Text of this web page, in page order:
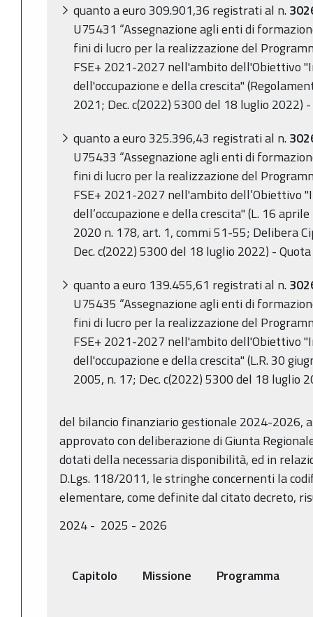
quanto a euro 309.901,36 registrati al n.
U75431 “Assegnazione agli enti di
fini di lucro per la realizzazione del
FSE+ 2021-2027 nell'ambito dell'Obiettivo
dell'occupazione e della crescita"
2021; Dec. c(2022) 5300 del 18 luglio 2022) -
quanto a euro 325.396,43 registrati al n.
U75433 “Assegnazione agli enti di
fini di lucro per la realizzazione del
FSE+ 2021-2027 nell'ambito dell’Obiettivo
dell’occupazione e della crescita" (L. 16
2020 n. 178, art. 1, commi 51-55; Delibera
Dec. c(2022) 5300 del 18 luglio 2022) -
quanto a euro 139.455,61 registrati al n.
U75435 “Assegnazione agli enti di
fini di lucro per la realizzazione del
FSE+ 2021-2027 nell'ambito dell'Obiettivo
dell'occupazione e della crescita" (L.R. 30
2005, n. 17; Dec. c(2022) 5300 del 18 luglio
del bilancio finanziario gestionale 2024-2026,
approvato con deliberazione di Giunta
dotati della necessaria disponibilità, ed in
D.Lgs. 118/2011, le stringhe concernenti la
elementare, come definite dal citato decreto,
2024 - 2025 - 2026
Capitolo Missione Programma